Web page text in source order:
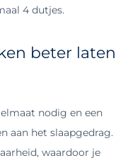
4 dutjes.
beter laten
nodig en een
aan het slaapgedrag.
waardoor je